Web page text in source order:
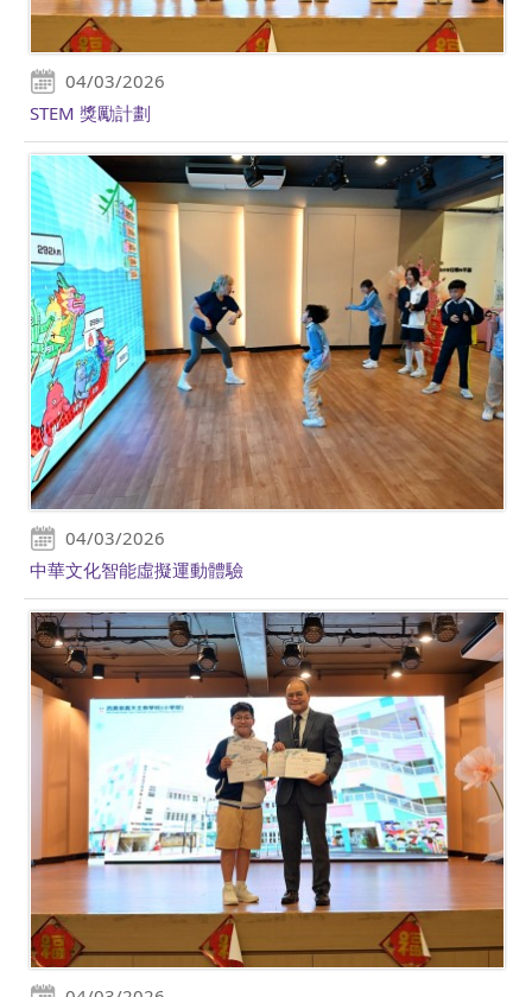
04/03/2026
STEM 獎勵計劃
04/03/2026
中華文化智能虛擬運動體驗